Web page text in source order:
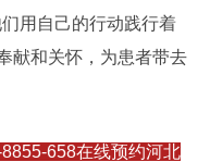
用自己的行动践行着
献和关怀，为患者带去
658在线预约河北